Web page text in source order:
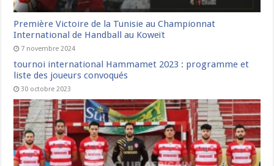
Première Victoire de la Tunisie au Championnat
International de Handball au Koweït
7 novembre 2024
tournoi international Hammamet 2023 : programme et
liste des joueurs convoqués
30 octobre 2023